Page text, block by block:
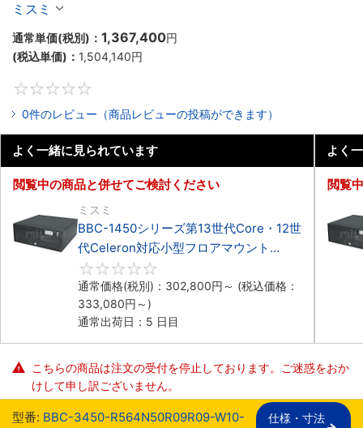
ミスミ
通常単価(税別)： 1,367,400円
(税込単価)： 1,504,140円
0件のレビュー（商品レビューの投稿ができます）
よく一緒に見られています
閲覧中の商品と併せてご検討ください
ミスミ
BBC-1450シリーズ第13世代Core・12世
代Celeron対応小型フロアマウント
4PCIe
通常価格(税別)： 302,800円 ～ (税込価格：
333,080円 ～)
通常出荷日：5 日目
よく
閲覧
こちらの商品は注文の受付を停止しております。ご迷惑をおか
けして申し訳ございません。
型番: BBC-3450-R564N50R09R09-W10-
仕様・寸法